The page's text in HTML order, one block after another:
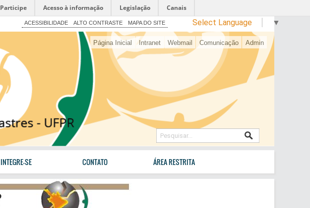
Participe Acesso à informação Legislação Canais
ACESSIBILIDADE ALTO CONTRASTE MAPA DO SITE Select Language ▼
Página Inicial Intranet Webmail Comunicação Admin
INTEGRE-SE CONTATO ÁREA RESTRITA